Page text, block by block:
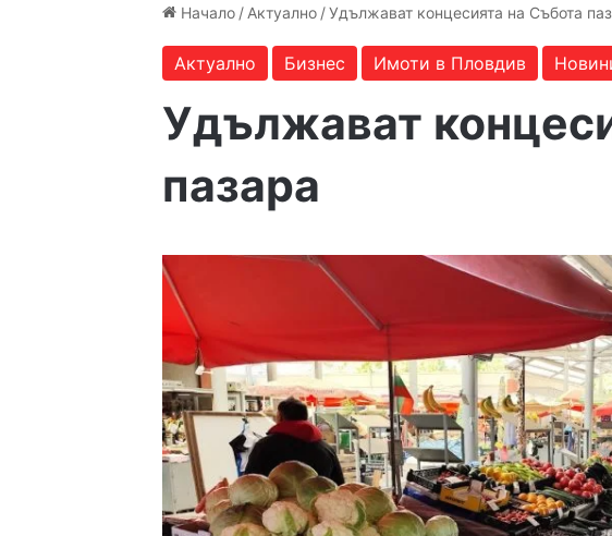
Начало / Актуално / Удължават концесията на Събота
Актуално Бизнес Имоти в Пловдив
Удължават
пазара